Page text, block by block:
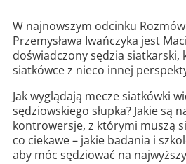
W najnowszym odcinku
Przemysława Iwańczyka jest
doświadczony sędzia siatkarski,
siatkówce z nieco innej
Jak wyglądają mecze siatkówki
sędziowskiego słupka? Jakie są
kontrowersje, z którymi muszą
co ciekawe – jakie badania i
aby móc sędziować na